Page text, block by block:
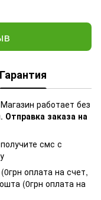
Гарантия
работает без
Отправка заказа на
смс с
оплата на счет,
(0грн оплата на